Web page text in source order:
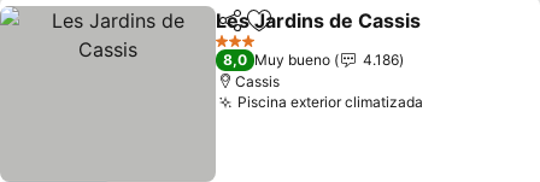
CompartirAñadir a favoritos
Les Jardins de Cassis
3 Estrellas
8,0 Muy bueno
4.186
Cassis
Piscina exterior climatizada